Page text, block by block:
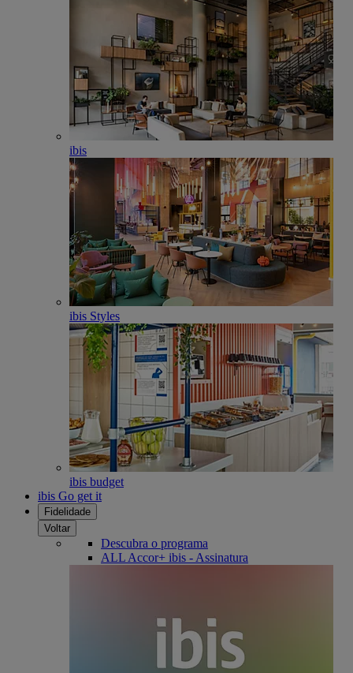
ibis
ibis Styles
ibis budget
ibis Go get it
Fidelidade
Voltar
Descubra o programa
ALL Accor+ ibis - Assinatura